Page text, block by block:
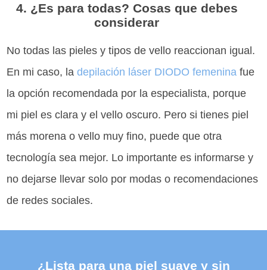
4. ¿Es para todas? Cosas que debes
considerar
No todas las pieles y tipos de vello reaccionan igual.
En mi caso, ladepilación láser DIODO femenina fue
la opción recomendada por la especialista, porque
mi piel es clara y el vello oscuro. Pero si tienes piel
más morena o vello muy fino, puede que otra
tecnología sea mejor. Lo importante es informarse y
no dejarse llevar solo por modas o recomendaciones
de redes sociales.
¿Lista para una piel suave y sin